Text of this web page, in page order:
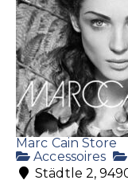
Marc Cain Store
Accessoires
Städtle 2,